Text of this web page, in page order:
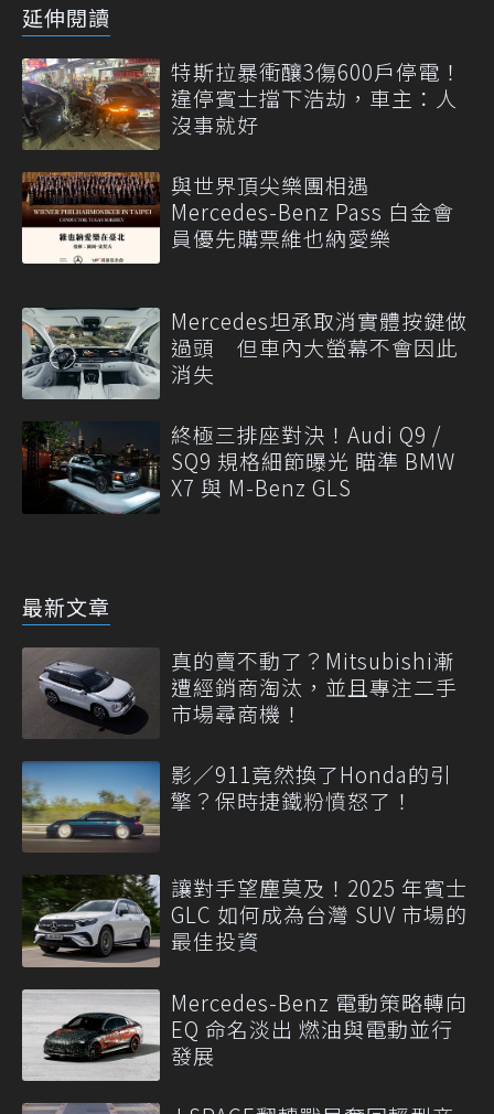
延伸閱讀
特斯拉暴衝釀3傷600戶停電！
違停賓士擋下浩劫，車主：人
沒事就好
與世界頂尖樂團相遇
Mercedes-Benz Pass 白金會
員優先購票維也納愛樂
Mercedes坦承取消實體按鍵做
過頭 但車內大螢幕不會因此
消失
終極三排座對決！Audi Q9 /
SQ9 規格細節曝光 瞄準 BMW
X7 與 M-Benz GLS
最新文章
真的賣不動了？Mitsubishi漸
遭經銷商淘汰，並且專注二手
市場尋商機！
影／911竟然換了Honda的引
擎？保時捷鐵粉憤怒了！
讓對手望塵莫及！2025 年賓士
GLC 如何成為台灣 SUV 市場的
最佳投資
Mercedes-Benz 電動策略轉向
EQ 命名淡出 燃油與電動並行
發展